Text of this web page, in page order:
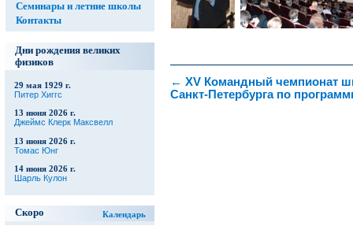
Семинары и летние школы
Контакты
Дни рождения великих
физиков
29 мая 1929 г.
Питер Хиггс
13 июня 2026 г.
Джеймс Клерк Максвелл
13 июня 2026 г.
Томас Юнг
14 июня 2026 г.
Шарль Кулон
Скоро Календарь
← XV Командный чемпионат
Санкт-Петербурга по